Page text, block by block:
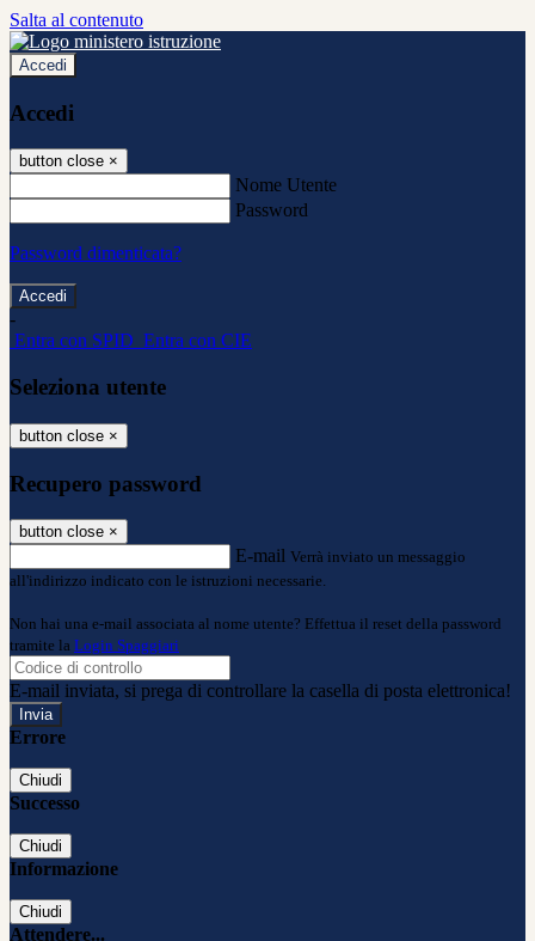
Salta al contenuto
Accedi
Accedi
button close ×
Nome Utente
Password
Password dimenticata?
-
Entra con SPID Entra con CIE
Seleziona utente
button close ×
Recupero password
button close ×
E-mail Verrà inviato un messaggio
all'indirizzo indicato con le istruzioni necessarie.
Non hai una e-mail associata al nome utente? Effettua il reset della password
tramite la Login Spaggiari
E-mail inviata, si prega di controllare la casella di posta elettronica!
Errore
Chiudi
Successo
Chiudi
Informazione
Chiudi
Attendere...